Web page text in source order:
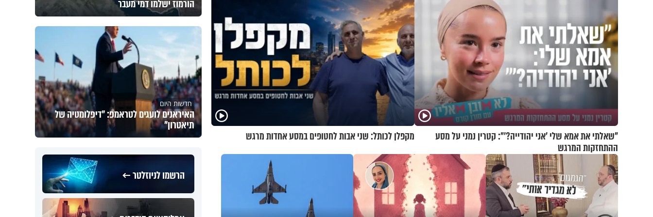
"שאלתי את אמא שלי 'אני יהודייה?'": קטרין נמני על מסע
ההתחזקות המרגש
מקפלן לכותל: שני אבות לחטופים במסע אחדות מרגש
הורמוז ישלמו דמי מעבר
חדשות היום
האיראנים לועגים לטראמפ: "דיפלומטיה של
תיאטרון"
הרשמו לניוזלטר ←